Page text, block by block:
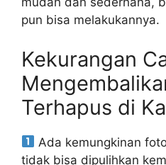
pun bisa melakukannya.
Kekurangan
Terhapus di
Ada kemungkinan
tidak bisa dipulihkan